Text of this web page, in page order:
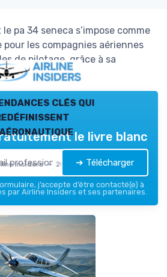
pa 34 seneca s’impose comme
les compagnies aériennes
de pilotage, grâce à sa
clés qui
Insiders — 2026
le livre blanc
➔ Télécharger
j’accepte d’être contacté(e) à
par Airline Insiders et ses partenaires.